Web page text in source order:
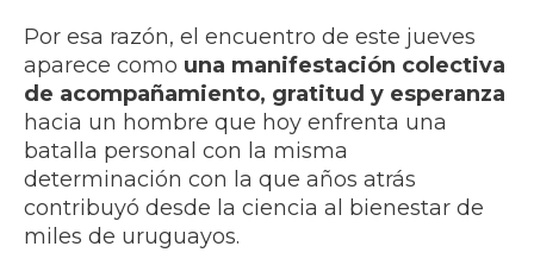
Por esa razón, el encuentro de este jueves
aparece como una manifestación colectiva
de acompañamiento, gratitud y esperanza
hacia un hombre que hoy enfrenta una
batalla personal con la misma
determinación con la que años atrás
contribuyó desde la ciencia al bienestar de
miles de uruguayos.